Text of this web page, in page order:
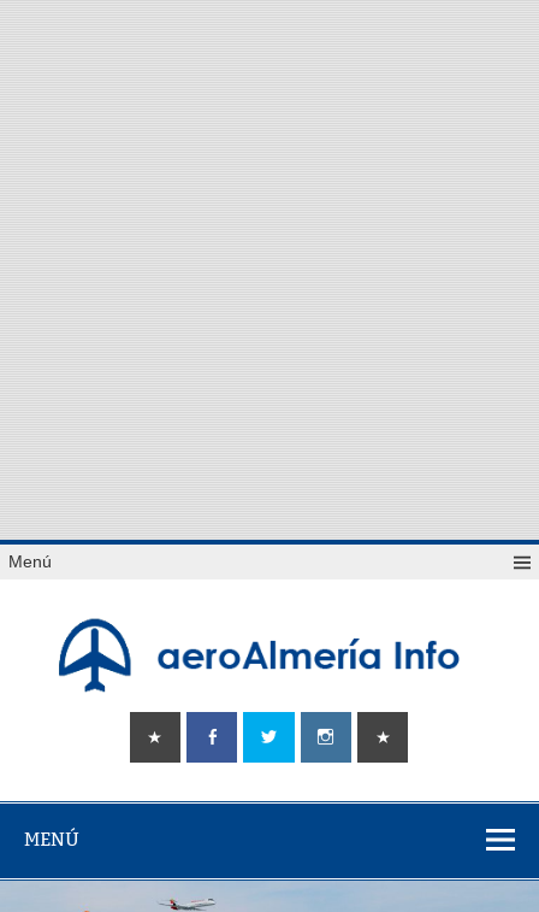
Saltar
alMenú
aeroAlmería
info
Tu portal sobre el aeropuerto de Almería
MENÚ